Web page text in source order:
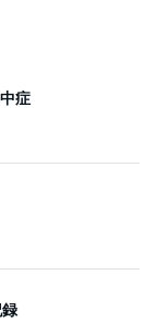
症